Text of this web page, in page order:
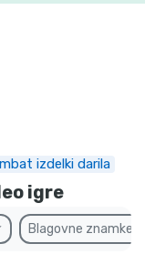
izdelki darila
igre
Blagovne znamke